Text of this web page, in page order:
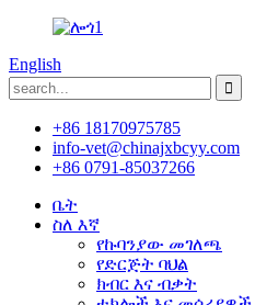
English
+86 18170975785
info-vet@chinajxbcyy.com
+86 0791-85037266
ቤት
ስለ እኛ
የኩባንያው መገለጫ
የድርጅት ባህል
ክብር እና ብቃት